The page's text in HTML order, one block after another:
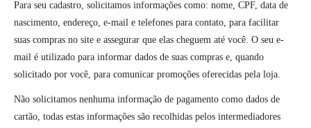
Para seu cadastro, solicitamos informações como: nome, CPF, data de
nascimento, endereço, e-mail e telefones para contato, para facilitar
suas compras no site e assegurar que elas cheguem até você. O seu e-
mail é utilizado para informar dados de suas compras e, quando
solicitado por você, para comunicar promoções oferecidas pela loja.
Não solicitamos nenhuma informação de pagamento como dados de
cartão, todas estas informações são recolhidas pelos intermediadores